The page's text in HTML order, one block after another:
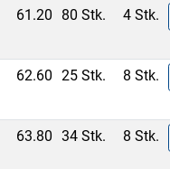
61.20 80 Stk. 4 Stk.
62.60 25 Stk. 8 Stk.
63.80 34 Stk. 8 Stk.